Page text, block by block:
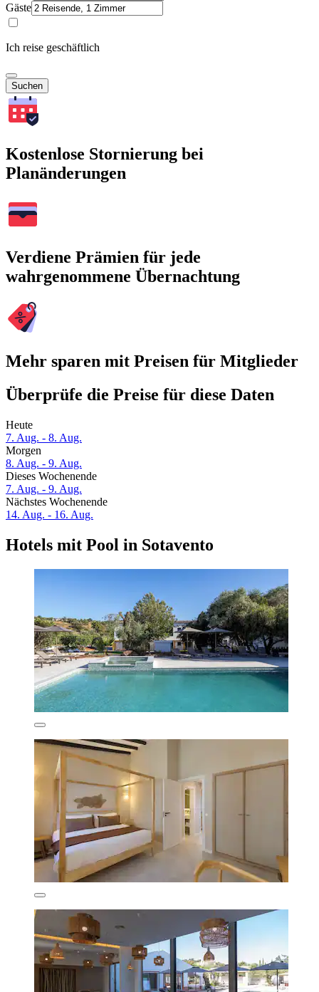
Gäste
Ich reise geschäftlich
Suchen
Kostenlose Stornierung bei
Planänderungen
Verdiene Prämien für jede
wahrgenommene Übernachtung
Mehr sparen mit Preisen für Mitglieder
Überprüfe die Preise für diese Daten
Heute
7. Aug. - 8. Aug.
Morgen
8. Aug. - 9. Aug.
Dieses Wochenende
7. Aug. - 9. Aug.
Nächstes Wochenende
14. Aug. - 16. Aug.
Hotels mit Pool in Sotavento